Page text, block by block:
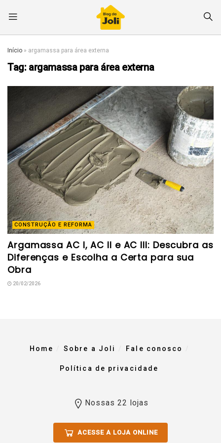
Início » argamassa para área externa
Tag: argamassa para área externa
CONSTRUÇÃO E REFORMA
Argamassa AC I, AC II e AC III: Descubra as
Diferenças e Escolha a Certa para sua
Obra
20/02/2026
Home Sobre a Joli Fale conosco
Política de privacidade
Nossas 22 lojas
ACESSE A LOJA ONLINE